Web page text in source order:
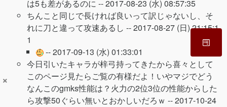
×
は5も差があるのに --2017-08-23 (水) 08:57:35
ちんこと同じで長ければ良いって訳じゃないし、そ
れに刀と違って攻速あるし --2017-08-27 (日) 21:15:1
1
--2017-09-13 (水) 01:33:01
今日引いたキャラが梓弓持ってきたから喜々として
このページ見たらご覧の有様だよ！いやマジでどう
なんこのgmks性能は？火力の2位3位の性能からした
ら攻撃50ぐらい無いとおかしいだろｗ --2017-10-24